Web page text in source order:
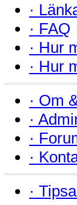
·
· FAQ
· Hur
· Hur
· Om
·
·
·
·